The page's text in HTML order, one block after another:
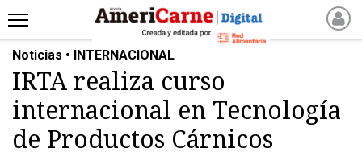
INICIO
NOTICIAS RECIENTES
NOTICIAS
ARTICULOS
Noticias • INTERNACIONAL
IRTA realiza curso
internacional en Tecnología
de Productos Cárnicos